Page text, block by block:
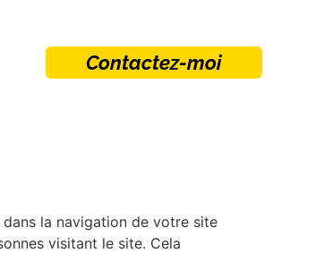
Contactez-moi
dans la navigation de votre site
visitant le site. Cela